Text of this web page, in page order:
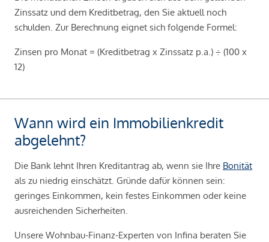
Zinssatz und dem Kreditbetrag, den Sie aktuell noch
schulden. Zur Berechnung eignet sich folgende Formel:
Zinsen pro Monat = (Kreditbetrag x Zinssatz p.a.) ÷ (100 x
12)
Wann wird ein Immobilienkredit
abgelehnt?
Die Bank lehnt Ihren Kreditantrag ab, wenn sie Ihre Bonität
als zu niedrig einschätzt. Gründe dafür können sein:
geringes Einkommen, kein festes Einkommen oder keine
ausreichenden Sicherheiten.
Unsere Wohnbau-Finanz-Experten von Infina beraten Sie